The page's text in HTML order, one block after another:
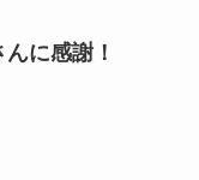
に感謝！